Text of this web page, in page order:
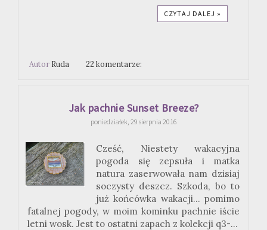
CZYTAJ DALEJ »
Autor Ruda 22 komentarze:
Jak pachnie Sunset Breeze?
poniedziałek, 29 sierpnia 2016
Cześć, Niestety wakacyjna
pogoda się zepsuła i matka
natura zaserwowała nam dzisiaj
soczysty deszcz. Szkoda, bo to
już końcówka wakacji... pomimo
fatalnej pogody, w moim kominku pachnie iście
letni wosk. Jest to ostatni zapach z kolekcji q3-...